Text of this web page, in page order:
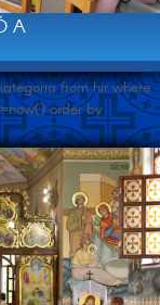
A
from hir where
order by